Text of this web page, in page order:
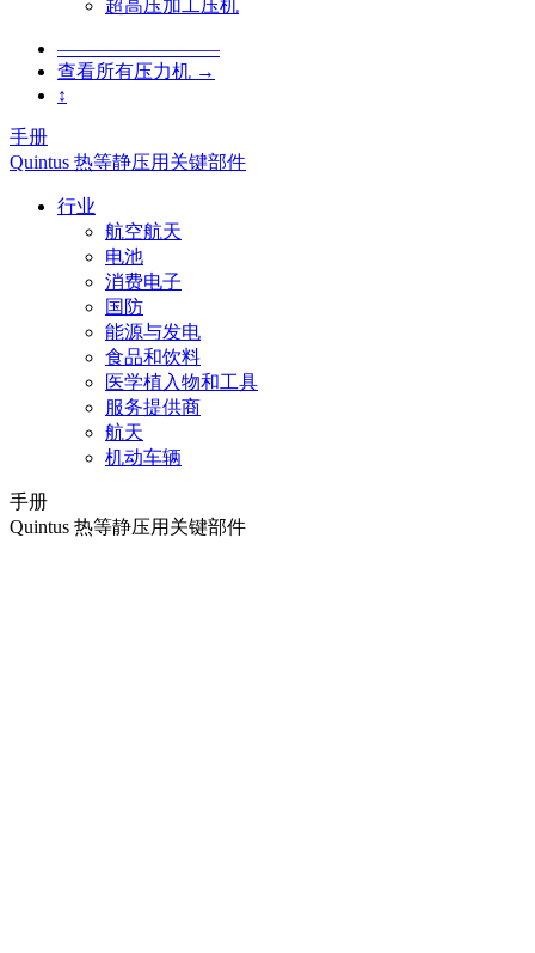
超高压加工压机
–––––––––––––––––
查看所有压力机 →
↕
手册
Quintus 热等静压用关键部件
行业
航空航天
电池
消费电子
国防
能源与发电
食品和饮料
医学植入物和工具
服务提供商
航天
机动车辆
手册
Quintus 热等静压用关键部件